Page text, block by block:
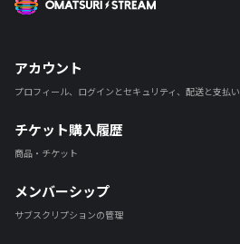
アカウント
プロフィール、ログインとセキュリティ、配送と支払い
チケット購入履歴
商品・チケット
メンバーシップ
サブスクリプションの管理